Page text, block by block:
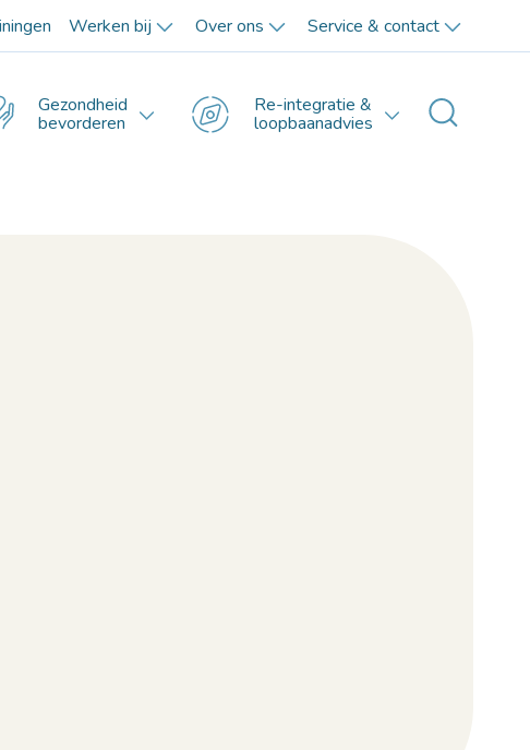
Werken bij Over ons Service & contact
Gezondheid
bevorderen
Re-integratie &
loopbaanadvies